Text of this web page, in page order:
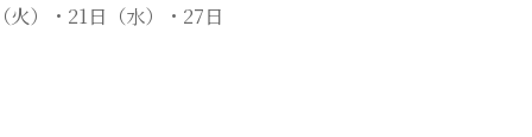
）・21日（水）・27日